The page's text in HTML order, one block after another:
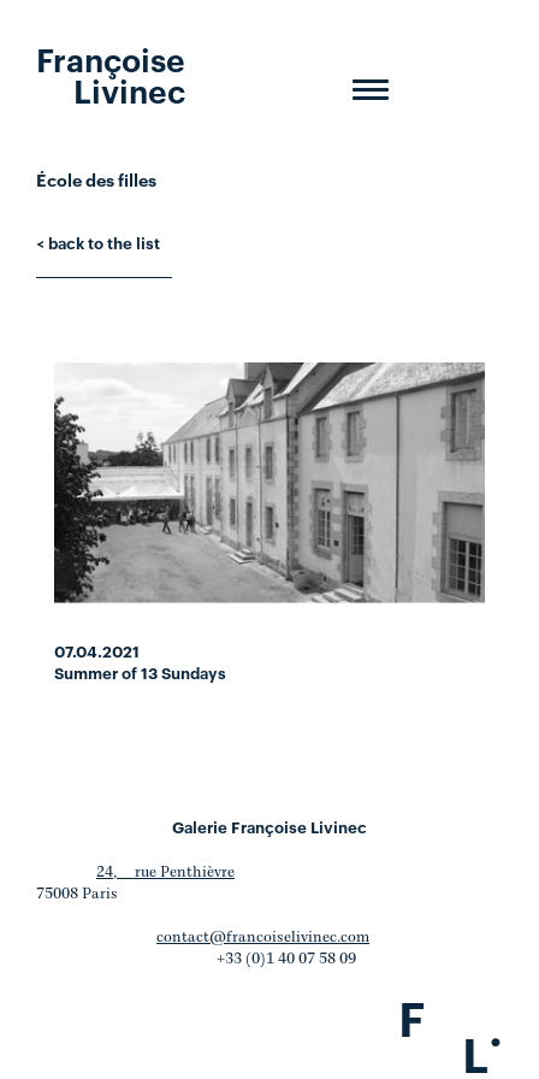
Toggle
Françoise
Livinec
École des filles
< back to the list
07.04.2021
Summer of 13 Sundays
Galerie Françoise Livinec
24, rue Penthièvre
75008 Paris
contact@francoiselivinec.com
+33 (0)1 40 07 58 09
F
L.